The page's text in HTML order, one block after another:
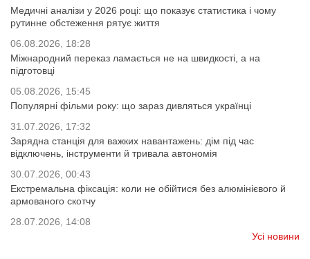
Медичні аналізи у 2026 році: що показує статистика і чому
рутинне обстеження рятує життя
06.08.2026, 18:28
Міжнародний переказ ламається не на швидкості, а на
підготовці
05.08.2026, 15:45
Популярні фільми року: що зараз дивляться українці
31.07.2026, 17:32
Зарядна станція для важких навантажень: дім під час
відключень, інструменти й тривала автономія
30.07.2026, 00:43
Екстремальна фіксація: коли не обійтися без алюмінієвого й
армованого скотчу
28.07.2026, 14:08
Усі новини